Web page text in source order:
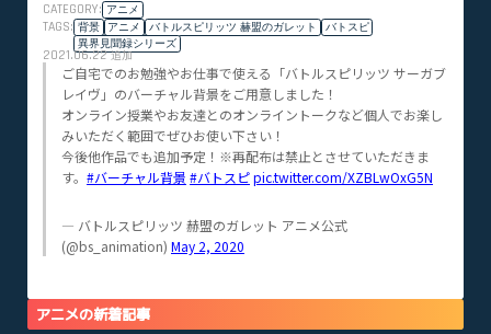
CATEGORY: アニメ
TAGS: 背景 アニメ バトルスピリッツ 赫盟のガレット
バトスピ
異界見聞録シリーズ
2021.06.22追加
ご自宅でのお勉強やお仕事で使える「バトルスピリッツ サーガブ
レイヴ」のバーチャル背景をご用意しました！
オンライン授業やお友達とのオンライントークなど個人でお楽し
みいただく範囲でぜひお使い下さい！
今後他作品でも追加予定！※再配布は禁止とさせていただきま
す。 #バーチャル背景 #バトスピpic.twitter.com/XZBLwOxG5N
— バトルスピリッツ 赫盟のガレット アニメ公式
(@bs_animation) May 2, 2020
アニメの新着記事